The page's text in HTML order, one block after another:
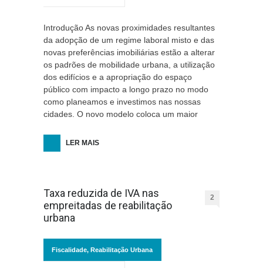
Introdução As novas proximidades resultantes
da adopção de um regime laboral misto e das
novas preferências imobiliárias estão a alterar
os padrões de mobilidade urbana, a utilização
dos edifícios e a apropriação do espaço
público com impacto a longo prazo no modo
como planeamos e investimos nas nossas
cidades. O novo modelo coloca um maior
LER MAIS
Taxa reduzida de IVA nas
empreitadas de reabilitação
urbana
2
Fiscalidade, Reabilitação Urbana